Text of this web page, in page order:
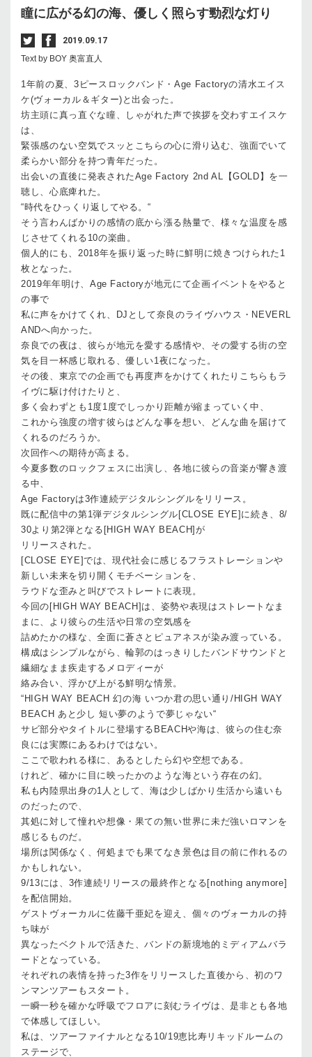
瞳に広がる幻の海、優しく照らす勁烈な灯り
2019.09.17
Text by BOY 奥富直人
1年前の夏、 3 ピースロックバンド・Age Factoryの清水エイス
ケ(ヴォーカル＆ギター) と出会った。
坊主頭に真っ直ぐな瞳、しゃがれた声で挨拶を交わすエイスケ
は、
緊張感のない空気でスッとこちらの心に滑り込む、強面でいて
柔らかい部分を持つ青年だった。
出会いの直後に発表されたAge Factory 2nd AL 【GOLD 】を一
聴し、心底痺れた。
“時代をひっくり返してやる。“
そう言わんばかりの感情の底から漲る熱量で、様々な温度を感
じさせてくれる 10の楽曲。
個人的にも、 2018年を振り返った時に鮮明に焼きつけられた 1
枚となった。
2019年年明け、 Age Factoryが地元にて企画イベントをやると
の事で
私に声をかけてくれ、
DJ として奈良のライヴハウス・ NEVERL
ANDへ向かった。
奈良での夜は、彼らが地元を愛する感情や、その愛する街の空
気を目一杯感じ取れる、優しい1夜になった。
その後、東京での企画でも再度声をかけてくれたりこちらもラ
イヴに駆け付けたりと、
多く会わずとも 1度1度でしっかり距離が縮まっていく中、
これから強度の増す彼らはどんな事を想い、どんな曲を届けて
くれるのだろうか。
次回作への期待が高まる。
今夏多数のロックフェスに出演し、各地に彼らの音楽が響き渡
る中、
Age Factoryは3作連続デジタルシングルをリリース。
既に配信中の第1弾デジタルシングル [CLOSE EYE] に続き、 8/
30より第2弾となる [HIGH WAY BEACH] が
リリースされた。
[CLOSE EYE]では、現代社会に感じるフラストレーションや
新しい未来を切り開くモチベーションを、
ラウドな歪みと叫びでストレートに表現。
今回の [HIGH WAY BEACH] は、姿勢や表現はストレートなま
まに、より彼らの生活や日常の空気感を
詰めたかの様な、全面に蒼さとピュアネスが染み渡っている。
構成はシンプルながら、輪郭のはっきりしたバンドサウンドと
繊細なまま疾走するメロディーが
絡み合い、浮かび上がる鮮明な情景。
“HIGH WAY BEACH幻の海 いつか君の思い通り /HIGH WAY
BEACH あと少し 短い夢のようで夢じゃない“
サビ部分やタイトルに登場する BEACHや海は、彼らの住む奈
良には実際にあるわけではない。
ここで歌われる様に、あるとしたら幻や空想である。
けれど、確かに目に映ったかのような海という存在の幻。
私も内陸県出身の1 人として、海は少しばかり生活から遠いも
のだったので、
其処に対して憧れや想像・果ての無い世界に未だ強いロマンを
感じるものだ。
場所は関係なく、何処までも果てなき景色は目の前に作れるの
かもしれない。
9/13には、 3作連続リリースの最終作となる [nothing anymore]
を配信開始。
ゲストヴォーカルに佐藤千亜妃を迎え、個々のヴォーカルの持
ち味が
異なったベクトルで活きた、バンドの新境地的ミディアムバラ
ードとなっている。
それぞれの表情を持った3作をリリースした直後から、初のワ
ンマンツアーもスタート。
一瞬一秒を確かな呼吸でフロアに刻むライヴは、是非とも各地
で体感してほしい。
私は、ツアーファイナルとなる 10/19恵比寿リキッドルームの
ステージで、